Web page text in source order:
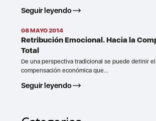
Seguir leyendo
08 MAYO 2014
Retribución Emocional. Hacia la
Total
De una perspectiva tradicional se puede definir
compensación económica que...
Seguir leyendo